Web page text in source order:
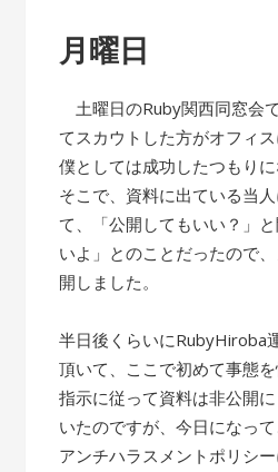
月曜日
土曜日のRuby関西同窓会
てスカウトした方がオフィス
僕としては成功したつもりに
そこで、資料に出ている当
て、「公開してもいい？」
いよ」とのことだったので
開しました。
半日後くらいにRubyHiroba
頂いて、ここで初めて事態を
指示に従って資料は非公開
いたのですが、今日になっ
アンチハラスメントポリシ